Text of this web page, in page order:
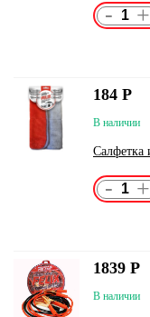
- +
В наличии
Салфетка
184 Р
- +
В наличии
1839 Р